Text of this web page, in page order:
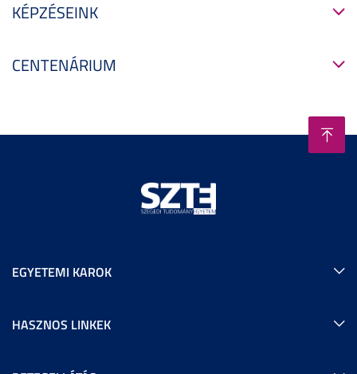
KÉPZÉSEINK
CENTENÁRIUM
EGYETEMI KAROK
HASZNOS LINKEK